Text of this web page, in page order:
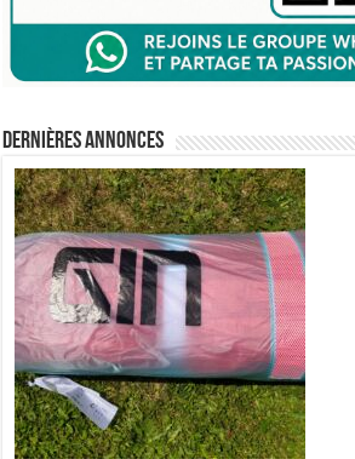
Dernières annonces